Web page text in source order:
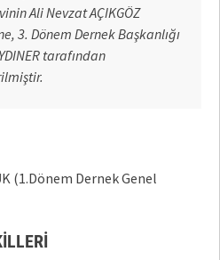
Ali Nevzat AÇIKGÖZ
3. Dönem Dernek Başkanlığı
tarafından
(1.Dönem Dernek Genel